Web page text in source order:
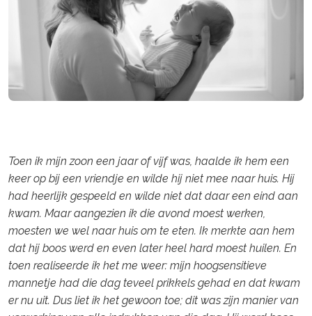
Toen ik mijn zoon een jaar of vijf was, haalde ik hem een
keer op bij een vriendje en wilde hij niet mee naar huis. Hij
had heerlijk gespeeld en wilde niet dat daar een eind aan
kwam. Maar aangezien ik die avond moest werken,
moesten we wel naar huis om te eten. Ik merkte aan hem
dat hij boos werd en even later heel hard moest huilen. En
toen realiseerde ik het me weer: mijn hoogsensitieve
mannetje had die dag teveel prikkels gehad en dat kwam
er nu uit. Dus liet ik het gewoon toe; dit was zijn manier van